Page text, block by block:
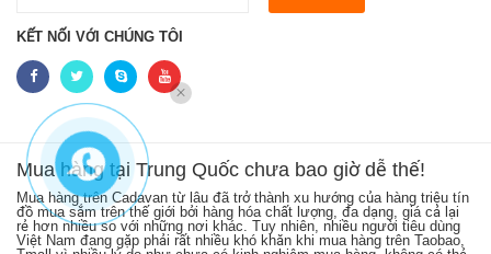
LIÊN HỆ NGAY
KẾT NỐI VỚI CHÚNG TÔI
Mua hàng tại Trung Quốc chưa bao giờ dễ thế!
Mua hàng trên Cadavan từ lâu đã trở thành xu hướng của hàng triệu tín
đồ mua sắm trên thế giới bởi hàng hóa chất lượng, đa dạng, giá cả lại
rẻ hơn nhiều so với những nơi khác. Tuy nhiên, nhiều người tiêu dùng
Việt Nam đang gặp phải rất nhiều khó khăn khi mua hàng trên Taobao,